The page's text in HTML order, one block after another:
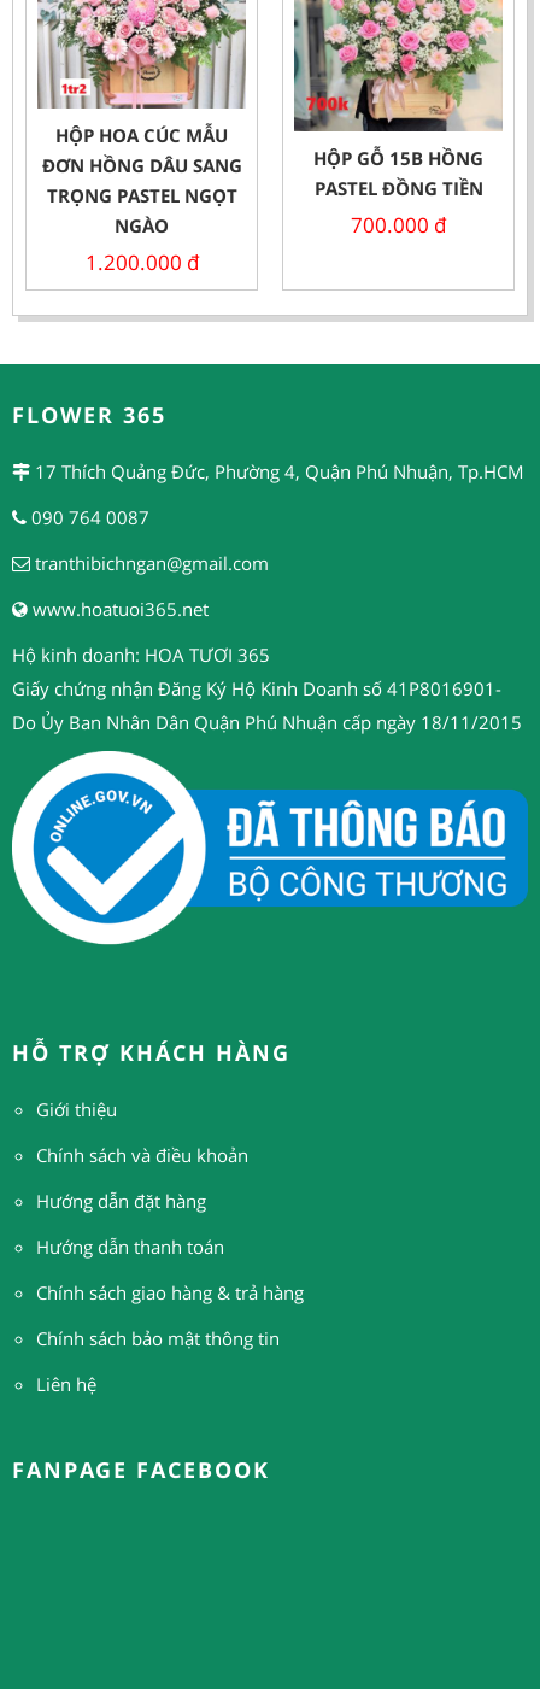
HỘP HOA CÚC MẪU
ĐƠN HỒNG DÂU SANG
TRỌNG PASTEL NGỌT
NGÀO
1.200.000 đ
HỘP GỖ 15B HỒNG
PASTEL ĐỒNG TIỀN
700.000 đ
FLOWER 365
17 Thích Quảng Đức, Phường 4, Quận Phú Nhuận, Tp.HCM
090 764 0087
tranthibichngan@gmail.com
www.hoatuoi365.net
Hộ kinh doanh: HOA TƯƠI 365
Giấy chứng nhận Đăng Ký Hộ Kinh Doanh số 41P8016901-
Do Ủy Ban Nhân Dân Quận Phú Nhuận cấp ngày 18/11/2015
HỖ TRỢ KHÁCH HÀNG
Giới thiệu
Chính sách và điều khoản
Hướng dẫn đặt hàng
Hướng dẫn thanh toán
Chính sách giao hàng & trả hàng
Chính sách bảo mật thông tin
Liên hệ
FANPAGE FACEBOOK